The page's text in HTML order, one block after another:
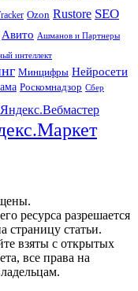
Ozon Rustore SEO
Авито Ашманов и Партнеры
интеллект
Минцифры Нейросети
Роскомнадзор Сбер
Яндекс.Вебмастер
ресурса разрешается
страницу статьи.
взяты с открытых
все права на